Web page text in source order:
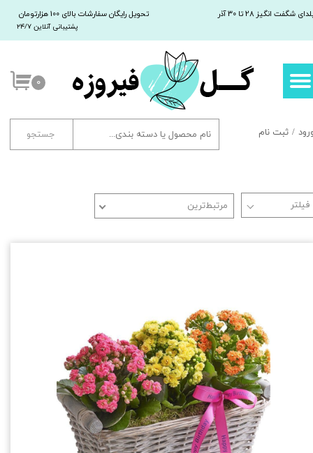
تحویل رایگان سفارشات بالای 100 هزارتومان
پشتیبانی آنلاین ۲۴/۷
شگفت انگیز 28 تا 30 آذر
جستجو / ثبت نام
تغییر کلمه عبور
سفارشات
خروج
۰
مرتبط‌ترین